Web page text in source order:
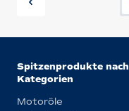
Spitzenprodukte nach
Kategorien
Motoröle